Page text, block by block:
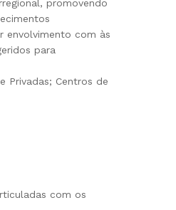
promovendo
envolvimento com às
para
Privadas; Centros de
com os